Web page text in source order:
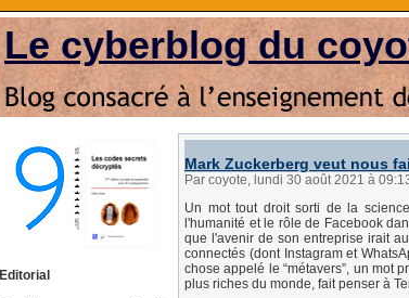
Le cyberblog du
Editorial
Mark Zuckerberg veut nous
Par coyote, lundi 30 août 2021 à
Un mot tout droit sorti de la
l'humanité et le rôle de Facebook
que l'avenir de son entreprise irait
connectés (dont Instagram et
chose appelé le “métavers”, un mot
plus riches du monde, fait penser à